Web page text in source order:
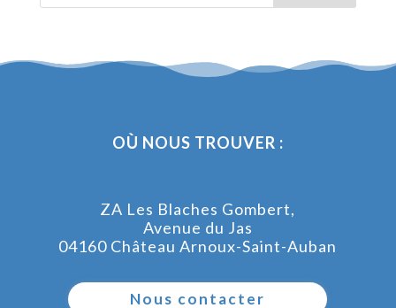
OÙ NOUS TROUVER :
ZA Les Blaches Gombert,
Avenue du Jas
04160 Château Arnoux-Saint-Auban
Nous contacter